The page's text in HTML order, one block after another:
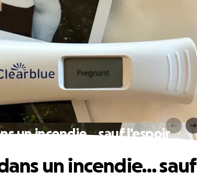
un incendie… sauf l’espoir
un incendie… sauf